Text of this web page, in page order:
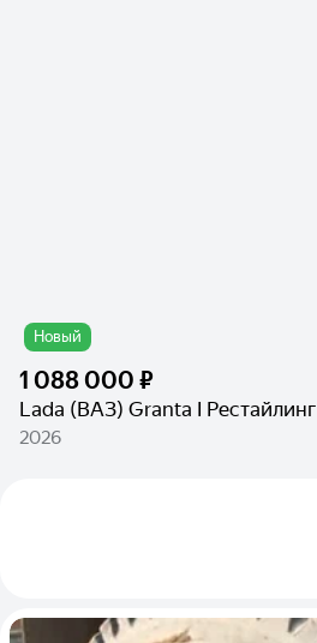
Новый
1 088 000 ₽
Lada (ВАЗ) Granta I Рестайлинг
2026